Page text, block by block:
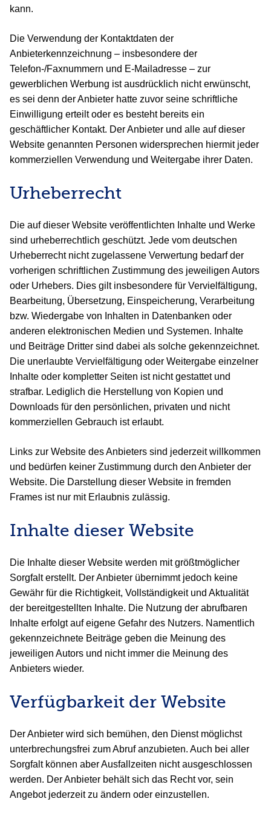
kann.
Die Verwendung der Kontaktdaten der
Anbieterkennzeichnung – insbesondere der
Telefon-/Faxnummern und E-Mailadresse – zur
gewerblichen Werbung ist ausdrücklich nicht erwünscht,
es sei denn der Anbieter hatte zuvor seine schriftliche
Einwilligung erteilt oder es besteht bereits ein
geschäftlicher Kontakt. Der Anbieter und alle auf dieser
Website genannten Personen widersprechen hiermit jeder
kommerziellen Verwendung und Weitergabe ihrer Daten.
Urheberrecht
Die auf dieser Website veröffentlichten Inhalte und Werke
sind urheberrechtlich geschützt. Jede vom deutschen
Urheberrecht nicht zugelassene Verwertung bedarf der
vorherigen schriftlichen Zustimmung des jeweiligen Autors
oder Urhebers. Dies gilt insbesondere für Vervielfältigung,
Bearbeitung, Übersetzung, Einspeicherung, Verarbeitung
bzw. Wiedergabe von Inhalten in Datenbanken oder
anderen elektronischen Medien und Systemen. Inhalte
und Beiträge Dritter sind dabei als solche gekennzeichnet.
Die unerlaubte Vervielfältigung oder Weitergabe einzelner
Inhalte oder kompletter Seiten ist nicht gestattet und
strafbar. Lediglich die Herstellung von Kopien und
Downloads für den persönlichen, privaten und nicht
kommerziellen Gebrauch ist erlaubt.
Links zur Website des Anbieters sind jederzeit willkommen
und bedürfen keiner Zustimmung durch den Anbieter der
Website. Die Darstellung dieser Website in fremden
Frames ist nur mit Erlaubnis zulässig.
Inhalte dieser Website
Die Inhalte dieser Website werden mit größtmöglicher
Sorgfalt erstellt. Der Anbieter übernimmt jedoch keine
Gewähr für die Richtigkeit, Vollständigkeit und Aktualität
der bereitgestellten Inhalte. Die Nutzung der abrufbaren
Inhalte erfolgt auf eigene Gefahr des Nutzers. Namentlich
gekennzeichnete Beiträge geben die Meinung des
jeweiligen Autors und nicht immer die Meinung des
Anbieters wieder.
Verfügbarkeit der Website
Der Anbieter wird sich bemühen, den Dienst möglichst
unterbrechungsfrei zum Abruf anzubieten. Auch bei aller
Sorgfalt können aber Ausfallzeiten nicht ausgeschlossen
werden. Der Anbieter behält sich das Recht vor, sein
Angebot jederzeit zu ändern oder einzustellen.